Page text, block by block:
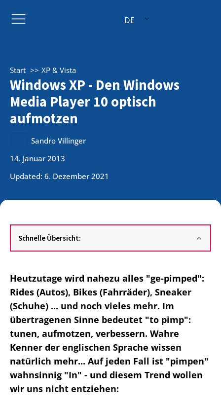
DE
Start XP & Vista
Windows XP - Den Windows
Media Player 10 optisch
aufmotzen
Sandro Villinger
14. Januar 2013
Updated: 6. Dezember 2021
Schnelle Übersicht:
Heutzutage wird nahezu alles "ge-pimped":
Rides (Autos), Bikes (Fahrräder), Sneaker
(Schuhe) ... und noch vieles mehr. Im
übertragenen Sinne bedeutet "to pimp":
tunen, aufmotzen, verbessern. Wahre
Kenner der englischen Sprache wissen
natürlich mehr... Auf jeden Fall ist "pimpen"
wahnsinnig "In" - und diesem Trend wollen
wir uns nicht entziehen: